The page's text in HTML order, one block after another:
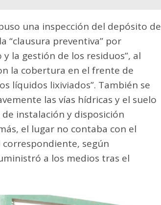
una inspección del depósito de
“clausura preventiva” por
la gestión de los residuos”, al
la cobertura en el frente de
líquidos lixiviados”. También se
las vías hídricas y el suelo
instalación y disposición
el lugar no contaba con el
según
a los medios tras el